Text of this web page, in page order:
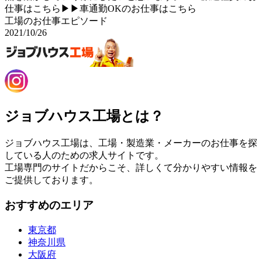
仕事はこちら▶▶車通勤OKのお仕事はこちら
工場のお仕事エピソード
2021/10/26
ジョブハウス工場とは？
ジョブハウス工場は、工場・製造業・メーカーのお仕事を探
している人のための求人サイトです。
工場専門のサイトだからこそ、詳しくて分かりやすい情報を
ご提供しております。
おすすめのエリア
東京都
神奈川県
大阪府